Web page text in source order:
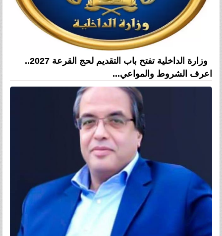
وزارة الداخلية تفتح باب التقديم لحج القرعة 2027..
اعرف الشروط والمواعي...